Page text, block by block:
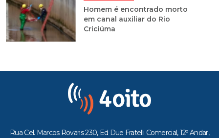
Homem é encontrado morto
em canal auxiliar do Rio
Criciúma
Rua Cel. Marcos Rovaris 230, Ed Due Fratelli Comercial, 12º Andar,